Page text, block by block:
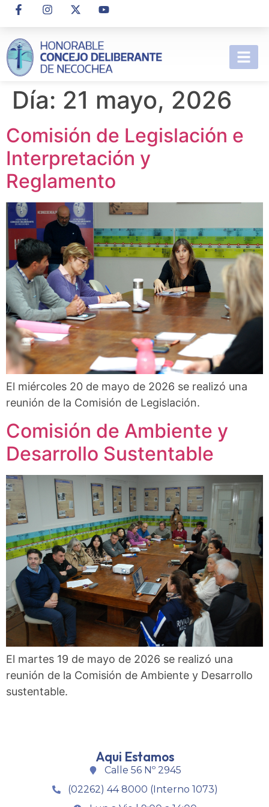
Día: 21 mayo, 2026
Comisión de Legislación e
Interpretación y
Reglamento
El miércoles 20 de mayo de 2026 se realizó una
reunión de la Comisión de Legislación.
Comisión de Ambiente y
Desarrollo Sustentable
El martes 19 de mayo de 2026 se realizó una
reunión de la Comisión de Ambiente y Desarrollo
sustentable.
Aqui Estamos
Calle 56 Nº 2945
(02262) 44 8000 (Interno 1073)